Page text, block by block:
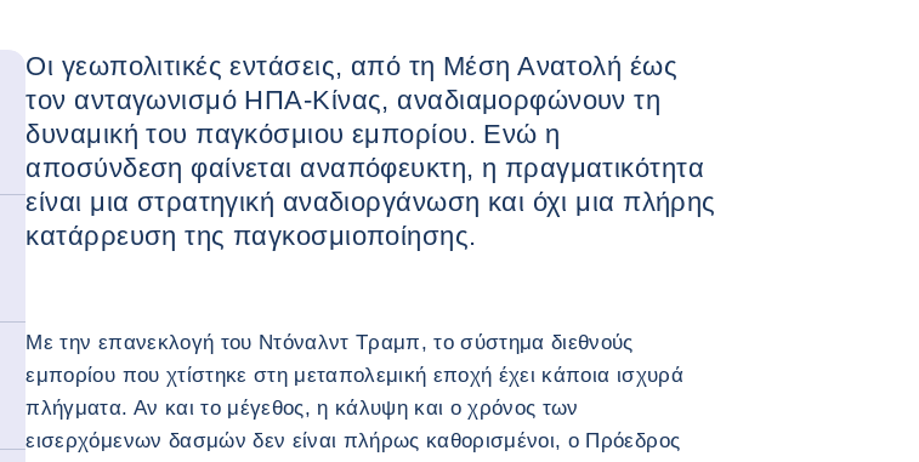
Οι γεωπολιτικές εντάσεις, από τη Μέση Ανατολή έως
τον ανταγωνισμό ΗΠΑ-Κίνας, αναδιαμορφώνουν τη
δυναμική του παγκόσμιου εμπορίου. Ενώ η
αποσύνδεση φαίνεται αναπόφευκτη, η πραγματικότητα
είναι μια στρατηγική αναδιοργάνωση και όχι μια πλήρης
κατάρρευση της παγκοσμιοποίησης.
Με την επανεκλογή του Ντόναλντ Τραμπ, το σύστημα διεθνούς
εμπορίου που χτίστηκε στη μεταπολεμική εποχή έχει κάποια ισχυρά
πλήγματα. Αν και το μέγεθος, η κάλυψη και ο χρόνος των
εισερχόμενων δασμών δεν είναι πλήρως καθορισμένοι, ο Πρόεδρος